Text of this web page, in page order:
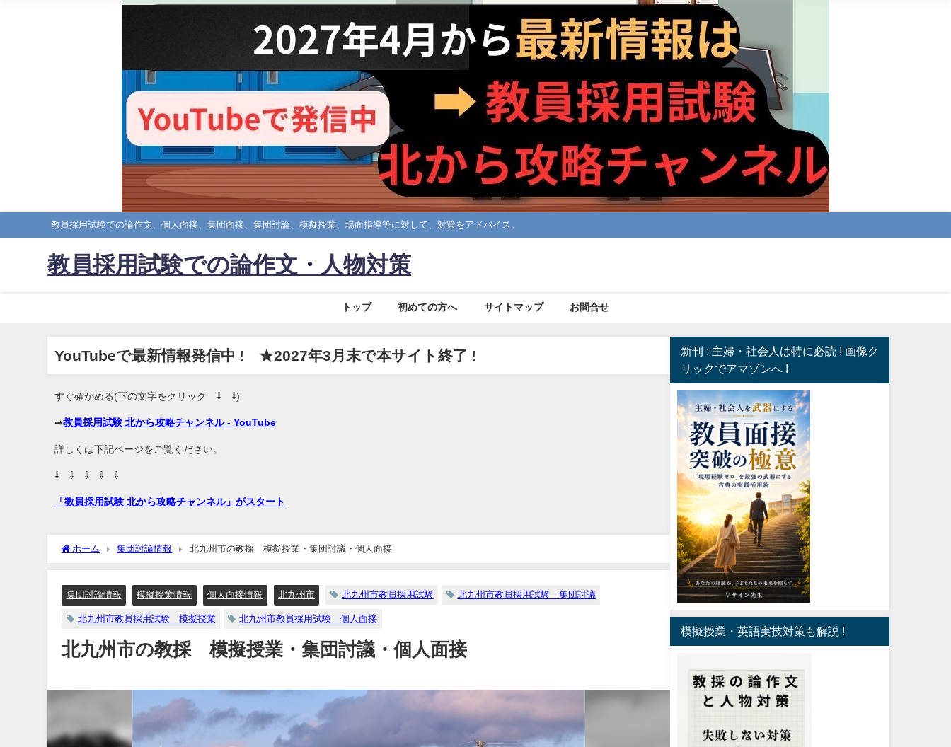
教員採用試験での論作文、個人面接、集団面接、集団討論、模擬授業、場面指導等に対して、対策をアドバイス。
教員採用試験での論作文・人物対策
トップ 初めての方へ サイトマップ お問合せ
YouTubeで最新情報発信中 ! ★2027年3月末で本サイト終了 !
すぐ確かめる(下の文字をクリック ⇩ ⇩)
➡教員採用試験 北から攻略チャンネル - YouTube
詳しくは下記ページをご覧ください。
⇩ ⇩ ⇩ ⇩ ⇩
「教員採用試験 北から攻略チャンネル」がスタート
ホーム 集団討論情報 北九州市の教採 模擬授業・集団討議・個人面接
集団討論情報 模擬授業情報 個人面接情報 北九州市 北九州市教員採用試験 北九州市教員採用試験 集団討議
北九州市教員採用試験 模擬授業 北九州市教員採用試験 個人面接
北九州市の教採 模擬授業・集団討議・個人面接
新刊 : 主婦・社会人は特に必読 ! 画像ク
リックでアマゾンへ !
模擬授業・英語実技対策も解説 !